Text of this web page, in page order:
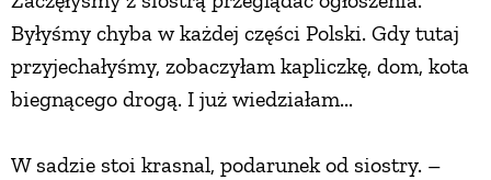
Byłyśmy chyba w każdej części Polski. Gdy tutaj
przyjechałyśmy, zobaczyłam kapliczkę, dom, kota
biegnącego drogą. I już wiedziałam...
W sadzie stoi krasnal, podarunek od siostry. –